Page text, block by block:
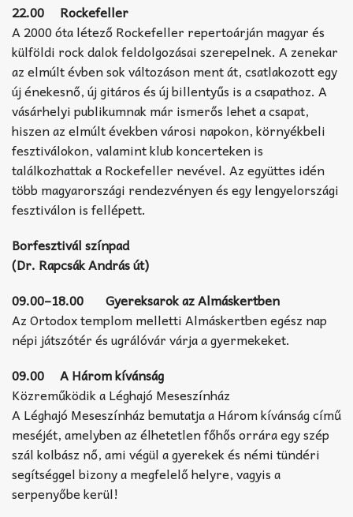
22.00 Rockefeller
A 2000 óta létező Rockefeller repertoárján magyar és
külföldi rock dalok feldolgozásai szerepelnek. A zenekar
az elmúlt évben sok változáson ment át, csatlakozott egy
új énekesnő, új gitáros és új billentyűs is a csapathoz. A
vásárhelyi publikumnak már ismerős lehet a csapat,
hiszen az elmúlt években városi napokon, környékbeli
fesztiválokon, valamint klub koncerteken is
találkozhattak a Rockefeller nevével. Az együttes idén
több magyarországi rendezvényen és egy lengyelországi
fesztiválon is fellépett.
Borfesztivál színpad
(Dr. Rapcsák András út)
09.00–18.00 Gyereksarok az Almáskertben
Az Ortodox templom melletti Almáskertben egész nap
népi játszótér és ugrálóvár várja a gyermekeket.
09.00 A Három kívánság
Közreműködik a Léghajó Meseszínház
A Léghajó Meseszínház bemutatja a Három kívánság című
meséjét, amelyben az élhetetlen főhős orrára egy szép
szál kolbász nő, ami végül a gyerekek és némi tündéri
segítséggel bizony a megfelelő helyre, vagyis a
serpenyőbe kerül!